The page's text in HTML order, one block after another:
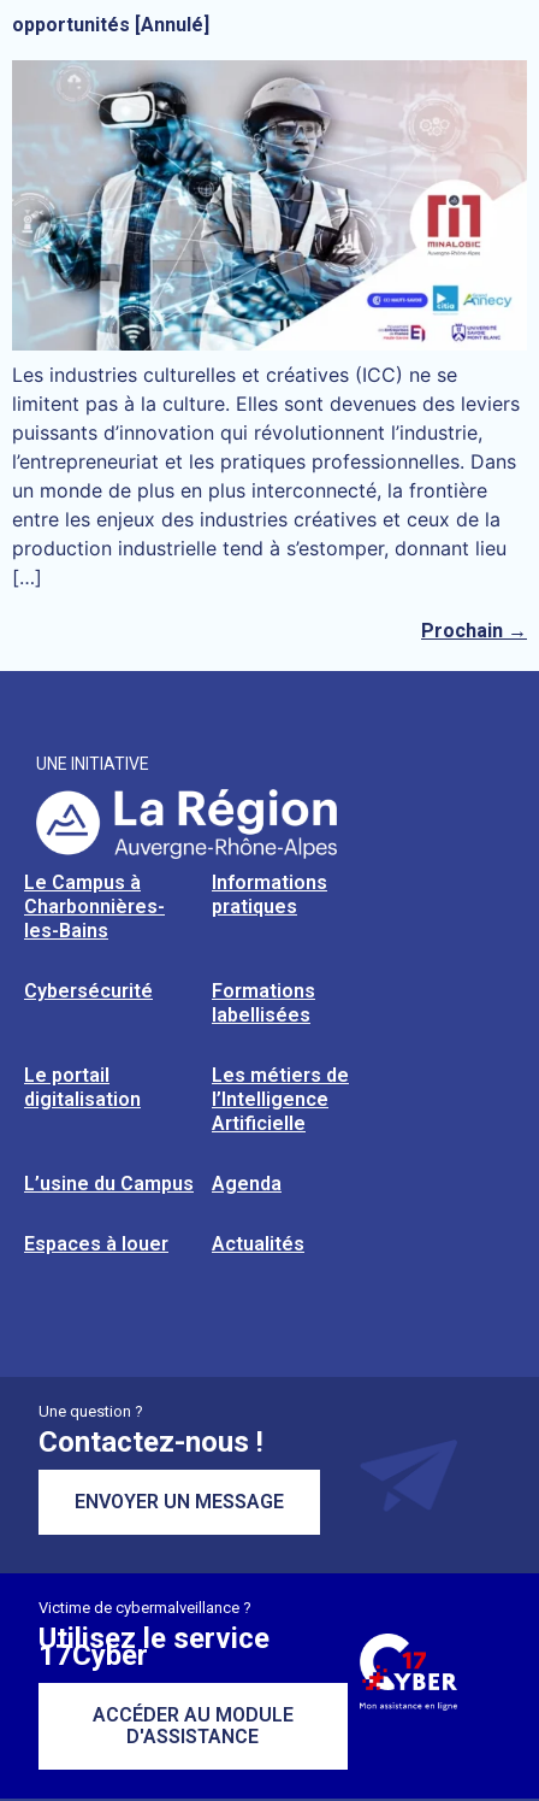
opportunités [Annulé]
Les industries culturelles et créatives (ICC) ne se
limitent pas à la culture. Elles sont devenues des leviers
puissants d’innovation qui révolutionnent l’industrie,
l’entrepreneuriat et les pratiques professionnelles. Dans
un monde de plus en plus interconnecté, la frontière
entre les enjeux des industries créatives et ceux de la
production industrielle tend à s’estomper, donnant lieu
[…]
Prochain →
UNE INITIATIVE
Le Campus à
Charbonnières-
les-Bains
Informations
pratiques
Cybersécurité
Formations
labellisées
Le portail
digitalisation
Les métiers de
l’Intelligence
Artificielle
L’usine du Campus Agenda
Espaces à louer Actualités
Une question ?
Contactez-nous !
ENVOYER UN MESSAGE
Victime de cybermalveillance ?
Utilisez le service
17Cyber
ACCÉDER AU MODULE
D'ASSISTANCE